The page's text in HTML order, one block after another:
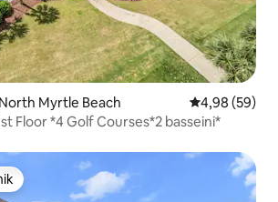
Myrtle Beach Keskmine
4,98 (59)
Floor *4 Golf Courses*2 basseini*